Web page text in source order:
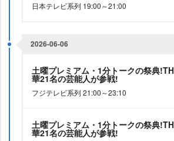
日本テレビ系列 19:00～21:00
2026-06-06
土曜プレミアム・1分トークの祭典
華21名の芸能人が参戦!
フジテレビ系列 21:00～23:10
土曜プレミアム・1分トークの祭典
華21名の芸能人が参戦!